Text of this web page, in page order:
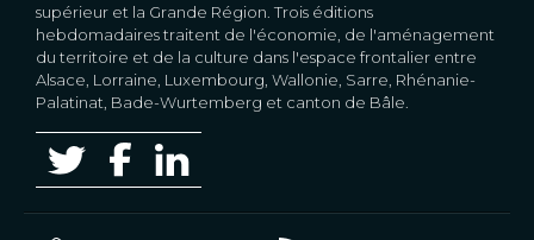
supérieur et la Grande Région. Trois éditions
hebdomadaires traitent de l'économie, de l'aménagement
du territoire et de la culture dans l'espace frontalier entre
Alsace, Lorraine, Luxembourg, Wallonie, Sarre, Rhénanie-
Palatinat, Bade-Wurtemberg et canton de Bâle.